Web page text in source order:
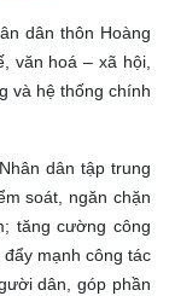
dân thôn Hoàng
văn hoá – xã hội,
và hệ thống chính
dân tập trung
soát, ngăn chặn
tăng cường công
mạnh công tác
dân, góp phần